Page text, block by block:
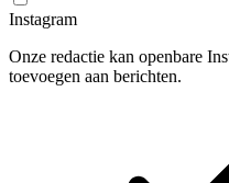
Instagram
Onze redactie kan openbare
toevoegen aan berichten.